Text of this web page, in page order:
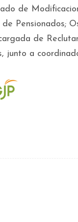
de
Pensionados;
de
junto a